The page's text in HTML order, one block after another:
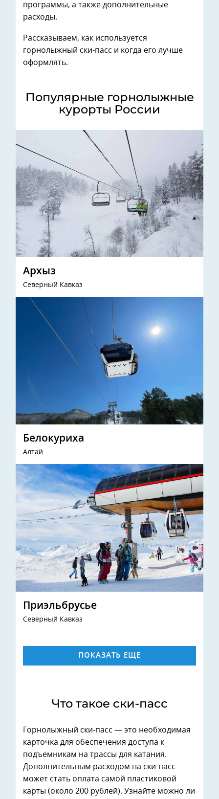
программы, а также дополнительные
расходы.
Рассказываем, как используется
горнолыжный ски-пасс и когда его лучше
оформлять.
Популярные горнолыжные
курорты России
Архыз
Северный Кавказ
Белокуриха
Алтай
Приэльбрусье
Северный Кавказ
ПОКАЗАТЬ ЕЩЕ
Что такое ски-пасс
Горнолыжный ски-пасс — это необходимая
карточка для обеспечения доступа к
подъемникам на трассы для катания.
Дополнительным расходом на ски-пасс
может стать оплата самой пластиковой
карты (около 200 рублей). Узнайте можно ли